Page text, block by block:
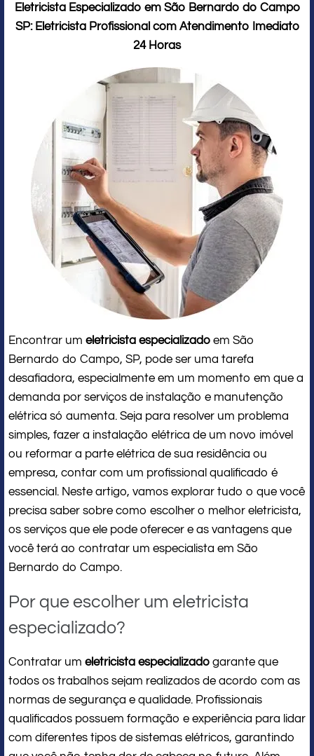
Eletricista Especializado em São Bernardo do Campo
SP: Eletricista Profissional com Atendimento Imediato
24 Horas
Encontrar um eletricista especializado em São
Bernardo do Campo, SP, pode ser uma tarefa
desafiadora, especialmente em um momento em que a
demanda por serviços de instalação e manutenção
elétrica só aumenta. Seja para resolver um problema
simples, fazer a instalação elétrica de um novo imóvel
ou reformar a parte elétrica de sua residência ou
empresa, contar com um profissional qualificado é
essencial. Neste artigo, vamos explorar tudo o que você
precisa saber sobre como escolher o melhor eletricista,
os serviços que ele pode oferecer e as vantagens que
você terá ao contratar um especialista em São
Bernardo do Campo.
Por que escolher um eletricista
especializado?
Contratar um eletricista especializado garante que
todos os trabalhos sejam realizados de acordo com as
normas de segurança e qualidade. Profissionais
qualificados possuem formação e experiência para lidar
com diferentes tipos de sistemas elétricos, garantindo